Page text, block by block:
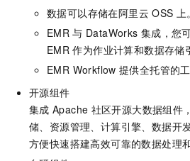
数据可以存储在阿里云 OSS 上。
EMR 与 DataWorks 集成，您
EMR 作为作业计算和数据存储
EMR Workflow 提供全托管的
开源组件
集成 Apache 社区开源大数据组件
储、资源管理、计算引擎、数据开
方便快速搭建高效可靠的数据处理